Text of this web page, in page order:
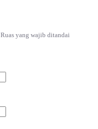
Ruas yang wajib ditandai